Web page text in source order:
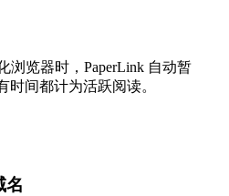
浏览器时，PaperLink 自动暂
时间都计为活跃阅读。
名